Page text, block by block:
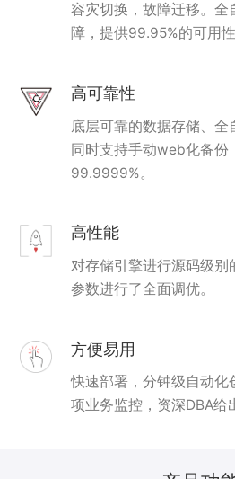
容灾切换，故障迁移。全
障，提供99.95%的可用性
高可靠性
底层可靠的数据存储、全
同时支持手动web化备份
99.9999%。
高性能
对存储引擎进行源码级别
参数进行了全面调优。
方便易用
快速部署，分钟级自动化
项业务监控，资深DBA给